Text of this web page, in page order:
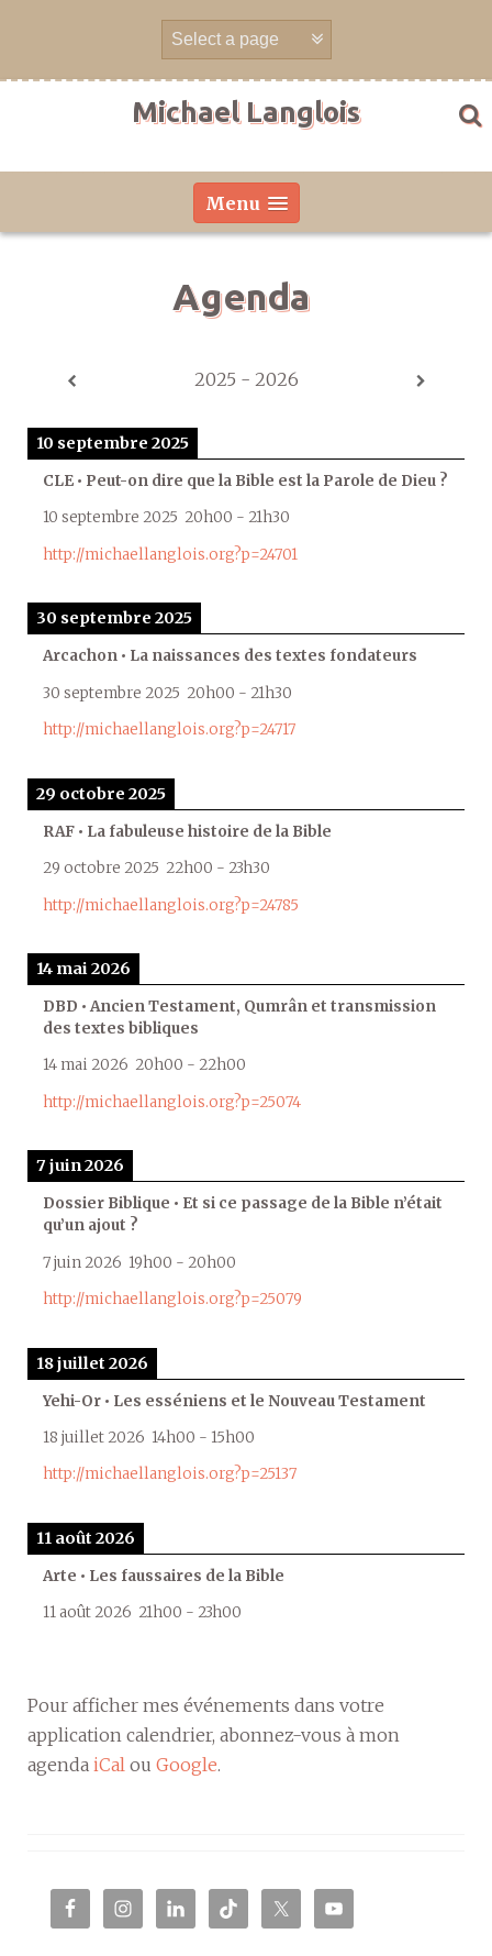
Michael Langlois
Menu
Agenda
2025 - 2026
10 septembre 2025
CLE • Peut-on dire que la Bible est la Parole de Dieu ?
10 septembre 2025 20h00 - 21h30
http://michaellanglois.org?p=24701
30 septembre 2025
Arcachon • La naissances des textes fondateurs
30 septembre 2025 20h00 - 21h30
http://michaellanglois.org?p=24717
29 octobre 2025
RAF • La fabuleuse histoire de la Bible
29 octobre 2025 22h00 - 23h30
http://michaellanglois.org?p=24785
14 mai 2026
DBD • Ancien Testament, Qumrân et transmission
des textes bibliques
14 mai 2026 20h00 - 22h00
http://michaellanglois.org?p=25074
7 juin 2026
Dossier Biblique • Et si ce passage de la Bible n’était
qu’un ajout ?
7 juin 2026 19h00 - 20h00
http://michaellanglois.org?p=25079
18 juillet 2026
Yehi-Or • Les esséniens et le Nouveau Testament
18 juillet 2026 14h00 - 15h00
http://michaellanglois.org?p=25137
11 août 2026
Arte • Les faussaires de la Bible
11 août 2026 21h00 - 23h00
Pour afficher mes événements dans votre
application calendrier, abonnez-vous à mon
agenda iCal ou Google.